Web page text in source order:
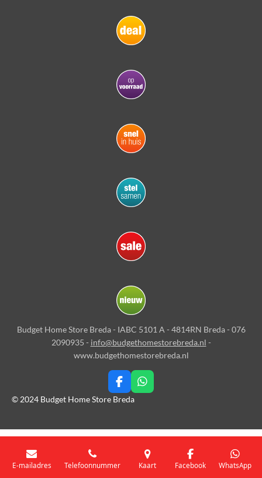
Budget Home Store Breda - IABC 5101 A - 4814RN Breda - 076
2090935 - info@budgethomestorebreda.nl -
www.budgethomestorebreda.nl
F
a
b
o
W
h
s
A
p
p
© 2024 Budget Home Store Breda
E-mailadres Telefoonnummer Kaart Facebook WhatsApp